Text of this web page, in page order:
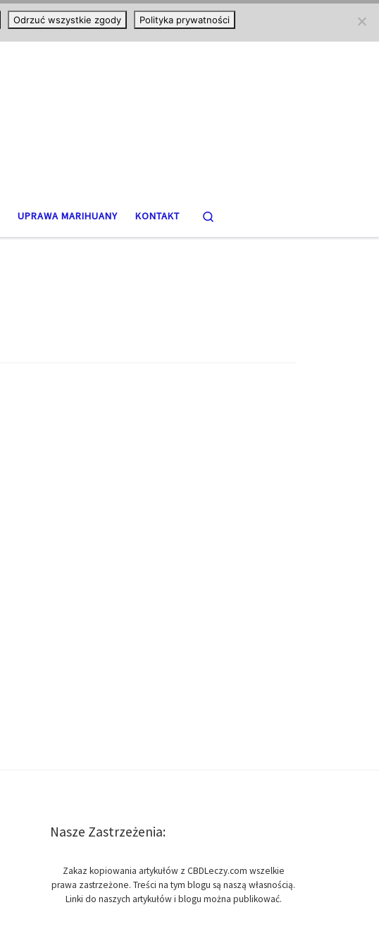
UPRAWA MARIHUANY KONTAKT
Nasze Zastrzeżenia:
Zakaz kopiowania artykułów z CBDLeczy.com wszelkie
prawa zastrzeżone. Treści na tym blogu są naszą własnością.
Linki do naszych artykułów i blogu można publikować.
Odrzuć wszystkie zgody Polityka prywatności